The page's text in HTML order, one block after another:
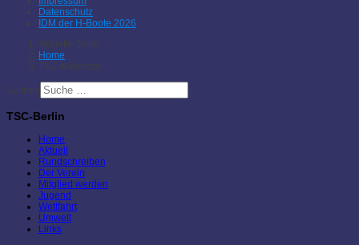
Datenschutz
IDM der H-Boote 2026
Aktuelle Seite:
Home
TSC-Kalender
Suchen
TSC-Berlin
Home
Aktuell
Rundschreiben
Der Verein
Mitglied werden
Jugend
Wettfahrt
Umwelt
Links